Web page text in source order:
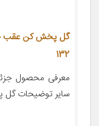
132
معرفی محصول
سایر توضیحات گل